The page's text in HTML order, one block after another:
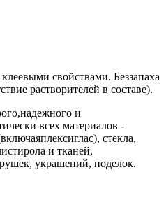
свойствами. Беззапаха
растворителей в составе).
и
всех материалов -
стекла,
и тканей,
украшений, поделок.